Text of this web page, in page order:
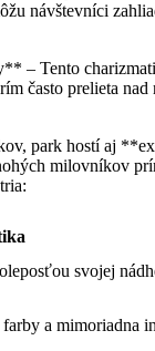
návštevníci
– Tento
často prelieta
park hostí aj
milovníkov
svojej
farby⁣ a mimoriadna